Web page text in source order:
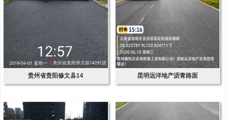
贵州省贵阳修文县14 昆明远洋地产沥青路面